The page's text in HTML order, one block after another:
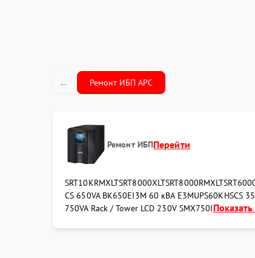
← Ремонт ИБП APC
Ремонт ИБППерейти
SRT10KRMXLTSRT8000XLTSRT8000RMXLT
CS 650VA BK650EI3M 60 кВА E3MUPS60KHSCS
750VA Rack / Tower LCD 230V SMX750I